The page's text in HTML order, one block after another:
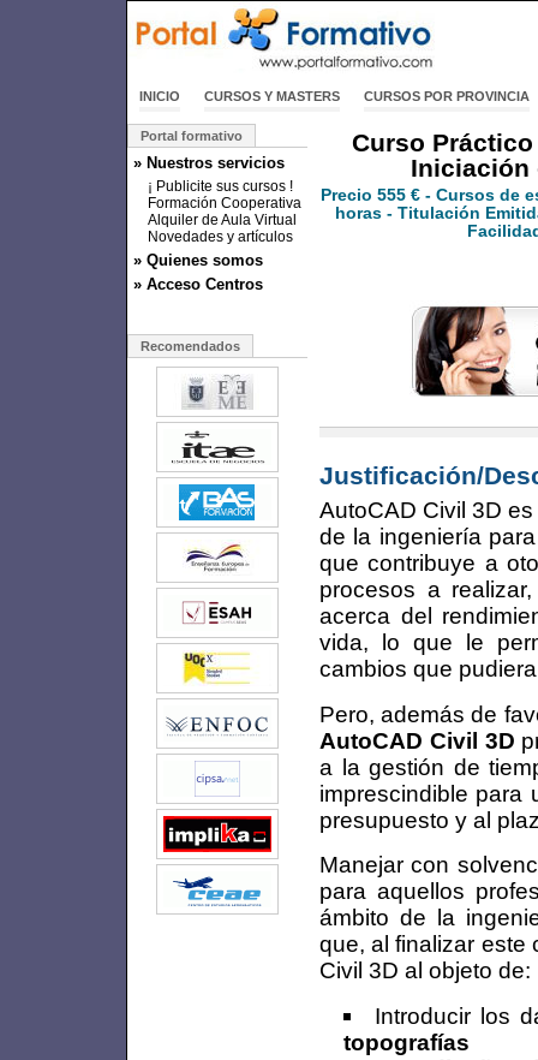
INICIO CURSOS Y MASTERS CURSOS POR PROVINCIA
Portal formativo
» Nuestros servicios
¡ Publicite sus cursos !
Formación Cooperativa
Alquiler de Aula Virtual
Novedades y artículos
» Quienes somos
» Acceso Centros
Recomendados
Curso
Iniciación
Precio 555 € - Cursos de
horas - Titulación
Justificación/
AutoCAD Civil 3D
de la ingeniería
que contribuye a
procesos a
acerca del
vida, lo que le
cambios que
Pero, además de
AutoCAD Civil 3D
a la gestión de
imprescindible para
presupuesto y al
Manejar con
para aquellos
ámbito de la
que, al finalizar este
Civil 3D al objeto de:
Introducir los
topografías